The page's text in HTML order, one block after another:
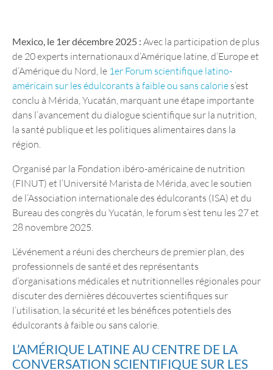
Mexico, le 1er décembre 2025 : Avec la participation de plus
de 20 experts internationaux d’Amérique latine, d’Europe et
d’Amérique du Nord, le 1er Forum scientifique latino-
américain sur les édulcorants à faible ou sans calorie s’est
conclu à Mérida, Yucatán, marquant une étape importante
dans l’avancement du dialogue scientifique sur la nutrition,
la santé publique et les politiques alimentaires dans la
région.
Organisé par la Fondation ibéro-américaine de nutrition
(FINUT) et l’Université Marista de Mérida, avec le soutien
de l’Association internationale des édulcorants (ISA) et du
Bureau des congrès du Yucatán, le forum s’est tenu les 27 et
28 novembre 2025.
L’événement a réuni des chercheurs de premier plan, des
professionnels de santé et des représentants
d’organisations médicales et nutritionnelles régionales pour
discuter des dernières découvertes scientifiques sur
l’utilisation, la sécurité et les bénéfices potentiels des
édulcorants à faible ou sans calorie.
L’AMÉRIQUE LATINE AU CENTRE DE LA
CONVERSATION SCIENTIFIQUE SUR LES